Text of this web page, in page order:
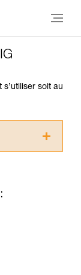
soit au
Validez
à refaire